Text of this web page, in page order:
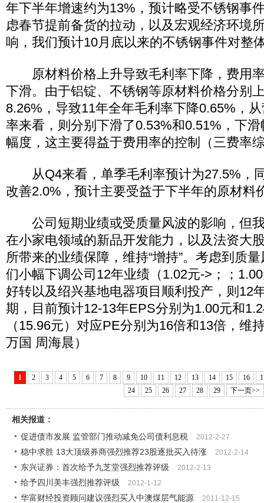
年下半年增速约为13%，预计略受不锈钢事
虑春节提前备货的拉动，以及宏观经济环境
响，我们预计10月底以来的不锈钢事件对整
原材料价格上升导致毛利率下降，费用
下滑。由于铝锭、不锈钢等原材料价格分别
8.26%，导致11年全年毛利率下降0.65%，
率来看，则分别下滑了0.53%和0.51%，下
幅度，这主要得益于费用率的控制（三费率
从Q4来看，单季毛利率预计为27.5%，
改善2.0%，预计主要受益于下半年的原材料
公司短期业绩或受质量风波的影响，但
在小家电领域的新品开发能力，以及法资大
所带来的业绩保障，维持“增持”。考虑到质
们小幅下调公司12年业绩（1.02元->；；
好转以及绍兴基地电器项目顺利投产，则12
期，目前预计12-13年EPS分别为1.00元和
（15.96元）对应PE分别为16倍和13倍，维
万国 周海晨）
1 2 3 4 5 6 7 8 9 10 11 12 13 14 15 16
24
25 26 27 28 29 下一页>>
相关报道：
促进债市发展 监管部门推动减免公司债利息税
2012-2-27
稳中求胜 13大顶级券商强烈推荐23股逐批买入待涨 2012-2-14
东兴证券：首次给予九芝堂强烈推荐评级 2012-2-13
给予四川美丰强烈推荐评级 2012-1-12
华富财经投资顾问建议强烈买入中澳煤层气能源 2011-12-15